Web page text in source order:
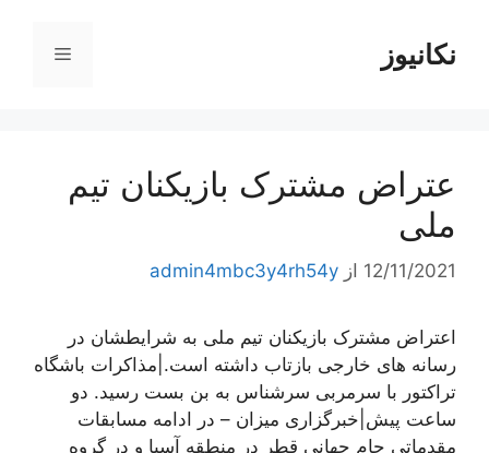
محتوانکانیوز فهرست
عتراض مشترک بازیکنان تیم
ملی
12/11/2021 از admin4mbc3y4rh54y
اعتراض مشترک بازیکنان تیم ملی به شرایطشان در
رسانه های خارجی بازتاب داشته است.|مذاکرات باشگاه
تراکتور با سرمربی سرشناس به بن بست رسید. دو
ساعت پيش|خبرگزاری میزان – در ادامه مسابقات
مقدماتی جام جهانی قطر در منطقه آسیا و در گروه